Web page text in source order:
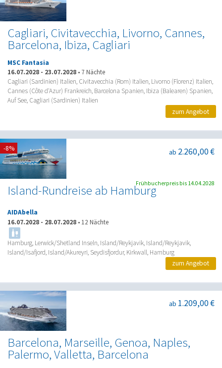
Cagliari, Civitavecchia, Livorno, Cannes,
Barcelona, Ibiza, Cagliari
MSC Fantasia
16.07.2028 - 23.07.2028 • 7 Nächte
Cagliari (Sardinien) Italien, Civitavecchia (Rom) Italien, Livorno (Florenz) Italien,
Cannes (Côte d'Azur) Frankreich, Barcelona Spanien, Ibiza (Balearen) Spanien,
Auf See, Cagliari (Sardinien) Italien
zum Angebot
Island-Rundreise ab Hamburg
ab 2.260,00 €
AIDAbella
16.07.2028 - 28.07.2028 • 12 Nächte
Hamburg, Lerwick/Shetland Inseln, Island/Reykjavik, Island/Reykjavik,
Island/Isafjord, Island/Akureyri, Seydisfjordur, Kirkwall, Hamburg
-8%
Frühbucherpreis bis 14.04.2028
zum Angebot
Barcelona, Marseille, Genoa, Naples,
Palermo, Valletta, Barcelona
ab 1.209,00 €